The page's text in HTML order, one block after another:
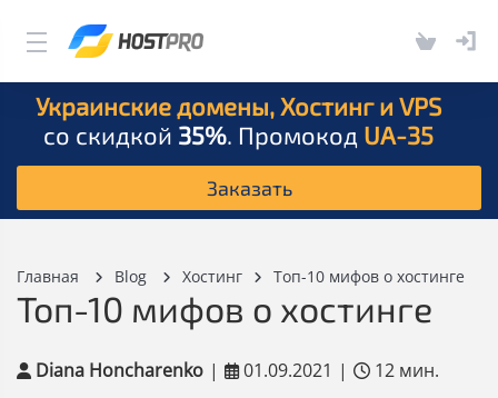
Украинские домены, Хостинг и VPS
со скидкой 35%. Промокод UA-35
Заказать
Главная Blog Хостинг Топ-10 мифов о хостинге
Топ-10 мифов о хостинге
Diana Honcharenko | 01.09.2021 | 12 мин.